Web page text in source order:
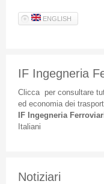
ENGLISH
IF Ingegneria
Cliccaper consultare
ed economia dei
IF Ingegneria
Italiani
Notiziari